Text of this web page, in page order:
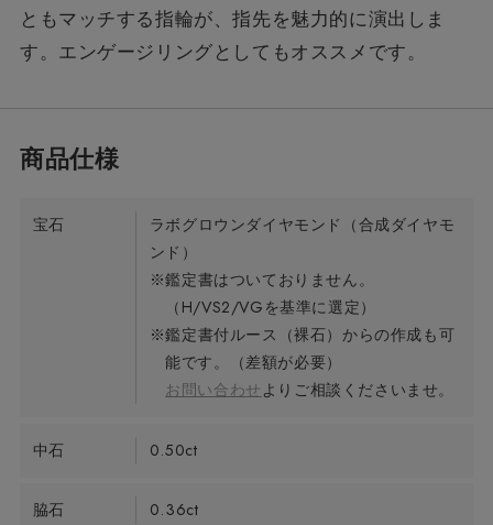
ともマッチする指輪が、指先を魅力的に演出しま
す。エンゲージリングとしてもオススメです。
宝石
ラボグロウンダイヤモンド（合成ダイヤモ
ンド）
※鑑定書はついておりません。
（H/VS2/VGを基準に選定）
※鑑定書付ルース（裸石）からの作成も可
能です。（差額が必要）
お問い合わせ よりご相談くださいませ。
中石 0.50ct
脇石 0.36ct